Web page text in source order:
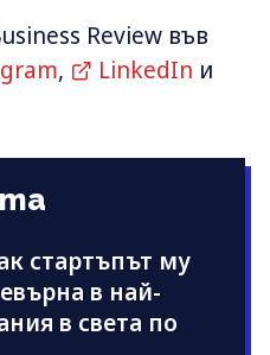
Review във
, LinkedIn и
стартъпът му
в най-
в света по